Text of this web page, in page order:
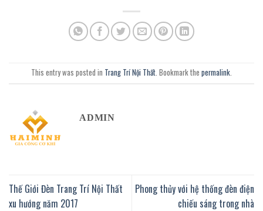
This entry was posted in Trang Trí Nội Thất. Bookmark the permalink.
ADMIN
Thế Giới Đèn Trang Trí Nội Thất
xu hướng năm 2017
Phong thủy với hệ thống đèn điện
chiếu sáng trong nhà